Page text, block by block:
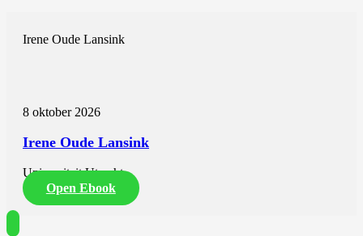
Irene Oude Lansink
8 oktober 2026
Irene Oude Lansink
Universiteit Utrecht
Open Ebook